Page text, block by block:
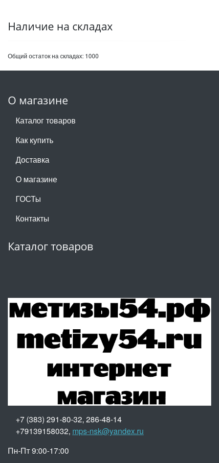
Наличие на складах
Общий остаток на складах: 1000
О магазине
Каталог товаров
Как купить
Доставка
О магазине
ГОСТы
Контакты
Каталог товаров
+7 (383) 291-80-32, 286-48-14
+79139158032, mps-nsk@yandex.ru
Пн-Пт 9:00-17:00